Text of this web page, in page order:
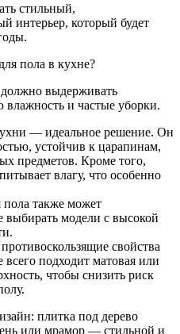
стильный,
интерьер, который будет
пола в кухне?
выдерживать
и частые уборки.
— идеальное решение. Он
устойчив к царапинам,
предметов. Кроме того,
влагу, что особенно
пола также может
выбирать модели с высокой
свойства
подходит матовая или
чтобы снизить риск
плитка под дерево
или мрамор — стильной и